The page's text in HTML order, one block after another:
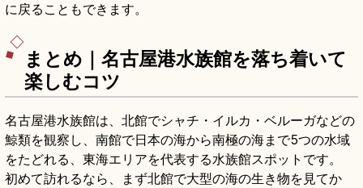
に戻ることもできます。
まとめ｜名古屋港水族館を落ち着いて
楽しむコツ
名古屋港水族館は、北館でシャチ・イルカ・ベルーガなどの
鯨類を観察し、南館で日本の海から南極の海まで5つの水域
をたどれる、東海エリアを代表する水族館スポットです。
初めて訪れるなら、まず北館で大型の海の生き物を見てか